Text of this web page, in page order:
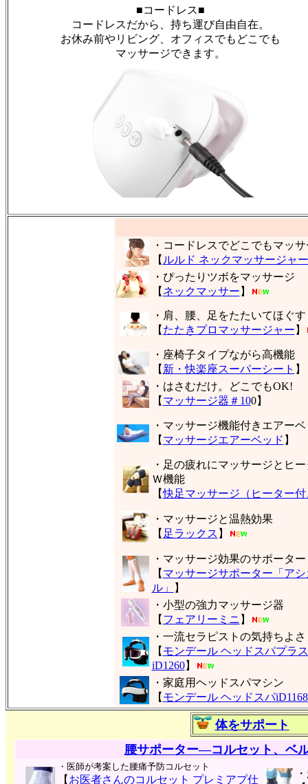
■コードレス■
コードレスだから、持ち運び自由自在。
お休み前やリビング、オフィスでもどこでも
マッサージできます。
・コードレスでどこでもマッ
【 ルルド ネックマッサージャー
・ぴったりツボをマッサージ
【 ネックマッサー 】
・肩、腰、足をたたいてほぐす
【 たたきプロマッサージャー 】
・座椅子タイプながら高機能
【 新・快楽座スーパーシート 】
・はさむだけ。どこでもOK!
【 マッサージ器＃100】
・マッサージ機能付きエアー
【 マッサージエアーベッド 】
・足の疲れにマッサージとヒ
Ｗ機能
【快足マッサージ（ヒーター付
・マッサージと温熱効果
【 足ラックス 】
・マッサージ効果のサポーター
【 マッサージサポーター「アシ
ル」
】
・小型の強力マッサージ器
【 フェアリーミニ 】
・一流セラピストの気持ちよさ
【 モンデール ヘッドスパプラス
iD1260】
・家庭用ヘッドスパマシン
【 モンデール ヘッドスパiD1168
体をサポート
腰サポーター―コルセット、ベ
・医師が考案した腰痛予防コルセット
【 お医者さんのコルセット プレミアプ仕